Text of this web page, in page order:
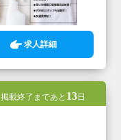
求人詳細
掲載終了まであと 13日